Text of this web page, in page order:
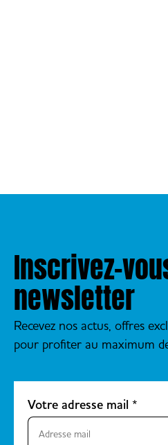
Inscrivez-
newsletter
Recevez nos actus, offres
pour profiter au maximum
Votre adresse mail *